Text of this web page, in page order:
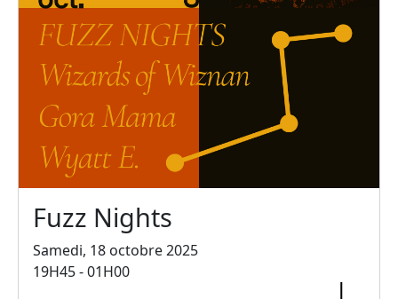
Fuzz Nights
Samedi, 18 octobre 2025
19H45 - 01H00